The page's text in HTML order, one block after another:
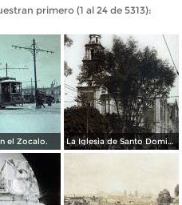
primero (1 al 24 de 5313):
el Zocalo. La Iglesia de Santo Domingo.